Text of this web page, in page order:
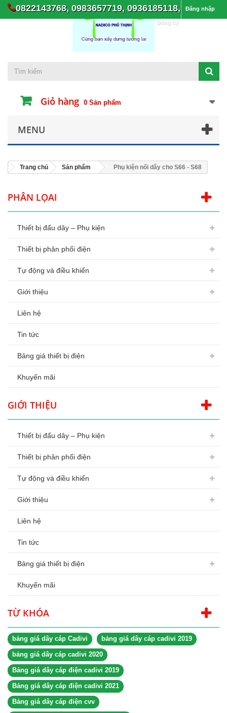
0822143768, 0983657719, 0936185118, Đăng nhập
Đăng ký
Giỏ hàng 0 Sản phẩm
MENU
Trang chủ Sản phẩm Phụ kiện nối dây cho S66 - S68
PHÂN LỌAI
Thiết bị đấu dây – Phụ kiện
Thiết bị phân phối điện
Tự động và điều khiển
Giới thiệu
Liên hệ
Tin tức
Bảng giá thiết bị điện
Khuyến mãi
GIỚI THIỆU
Thiết bị đấu dây – Phụ kiện
Thiết bị phân phối điện
Tự động và điều khiển
Giới thiệu
Liên hệ
Tin tức
Bảng giá thiết bị điện
Khuyến mãi
TỪ KHÓA
bảng giá dây cáp Cadivi bảng giá dây cáp cadivi 2019
bảng giá dây cáp cadivi 2020
Bảng giá dây cáp điện cadivi 2019
Bảng giá dây cáp điện cadivi 2021
Bảng giá dây cáp điện cvv